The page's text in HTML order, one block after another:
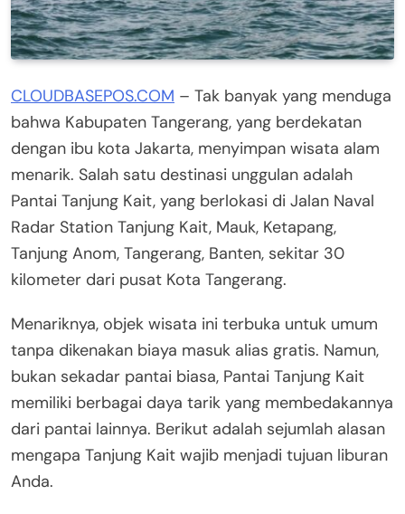
CLOUDBASEPOS.COM – Tak banyak yang menduga
bahwa Kabupaten Tangerang, yang berdekatan
dengan ibu kota Jakarta, menyimpan wisata alam
menarik. Salah satu destinasi unggulan adalah
Pantai Tanjung Kait, yang berlokasi di Jalan Naval
Radar Station Tanjung Kait, Mauk, Ketapang,
Tanjung Anom, Tangerang, Banten, sekitar 30
kilometer dari pusat Kota Tangerang.
Menariknya, objek wisata ini terbuka untuk umum
tanpa dikenakan biaya masuk alias gratis. Namun,
bukan sekadar pantai biasa, Pantai Tanjung Kait
memiliki berbagai daya tarik yang membedakannya
dari pantai lainnya. Berikut adalah sejumlah alasan
mengapa Tanjung Kait wajib menjadi tujuan liburan
Anda.